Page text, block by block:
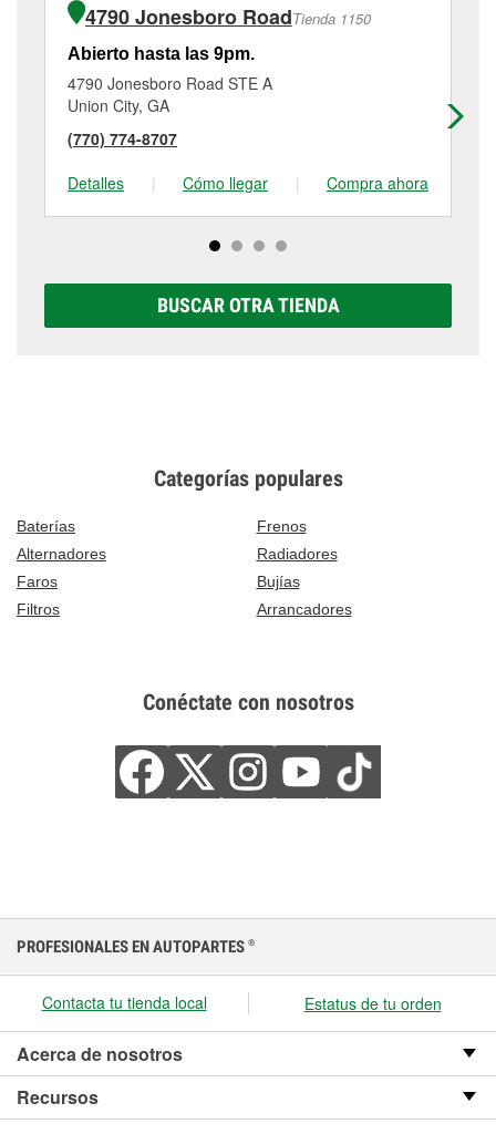
4790 Jonesboro RoadTienda 1150
Abierto hasta las 9pm.
4790 Jonesboro Road STE A
Union City, GA
(770) 774-8707
Detalles
| Cómo llegar | Compra ahora
BUSCAR OTRA TIENDA
Categorías populares
Baterías
Frenos
Alternadores
Radiadores
Faros
Bujías
Filtros
Arrancadores
Conéctate con nosotros
PROFESIONALES EN AUTOPARTES ®
Contacta tu tienda local Estatus de tu orden
Acerca de nosotros
Recursos